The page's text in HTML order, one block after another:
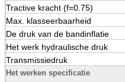
Tractive kracht (f=0.75)
Max. klasseerbaarheid
De druk van de bandinflatie
Het werk hydraulische druk
Transmissiedruk
Het werken specificatie